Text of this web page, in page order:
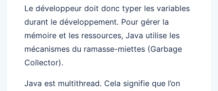
Le développeur doit donc typer les variables
durant le développement. Pour gérer la
mémoire et les ressources, Java utilise les
mécanismes du ramasse-miettes (Garbage
Collector).
Java est multithread. Cela signifie que l’on